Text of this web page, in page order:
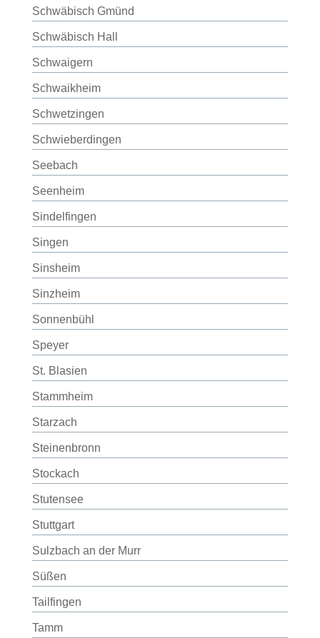
Schwäbisch Gmünd
Schwäbisch Hall
Schwaigern
Schwaikheim
Schwetzingen
Schwieberdingen
Seebach
Seenheim
Sindelfingen
Singen
Sinsheim
Sinzheim
Sonnenbühl
Speyer
St. Blasien
Stammheim
Starzach
Steinenbronn
Stockach
Stutensee
Stuttgart
Sulzbach an der Murr
Süßen
Tailfingen
Tamm